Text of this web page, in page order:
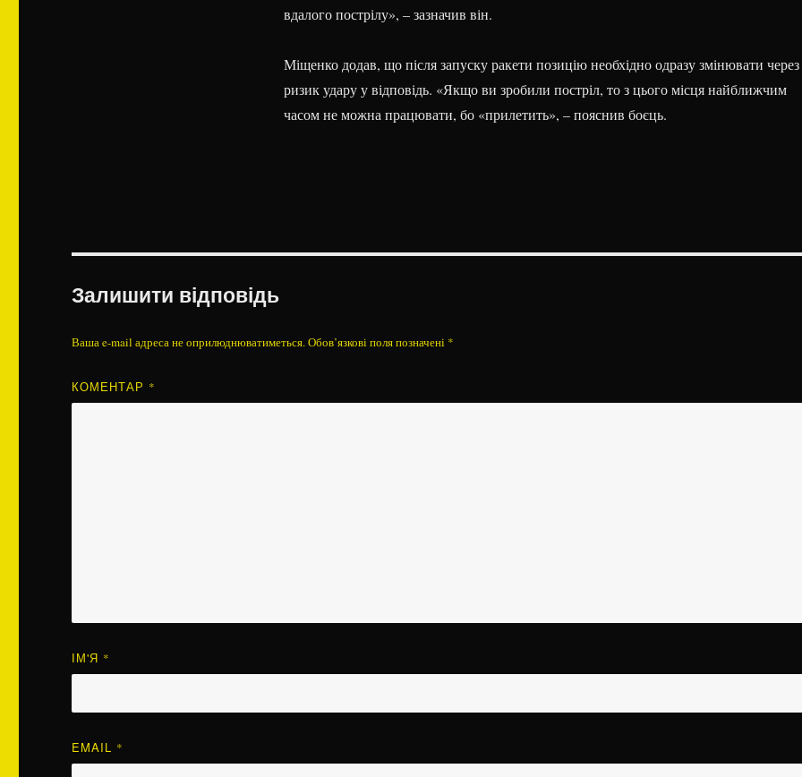
вдалого пострілу», – зазначив він.
Міщенко додав, що після запуску ракети позицію необхідно одразу змінювати через
ризик удару у відповідь. «Якщо ви зробили постріл, то з цього місця найближчим
часом не можна працювати, бо «прилетить», – пояснив боєць.
Залишити відповідь
Ваша e-mail адреса не оприлюднюватиметься.Обов’язкові поля позначені *
КОМЕНТАР *
ІМ'Я *
EMAIL *